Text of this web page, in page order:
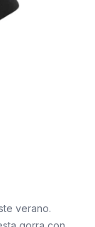
verano.